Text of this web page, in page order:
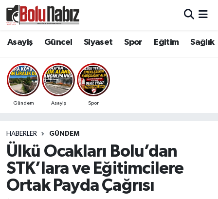
Asayiş Güncel Siyaset Spor Eğitim Sağlık
Gündem Asayiş Spor
HABERLER GÜNDEM
Ülkü Ocakları Bolu’dan
STK’lara ve Eğitimcilere
Ortak Payda Çağrısı
Güncel
Bolu Hava Durumu
Bolu Namaz Vakitleri
Süper Lig Puan Durumu ve Fikstür
Tüm Manşetler
Son Dakika Haberleri